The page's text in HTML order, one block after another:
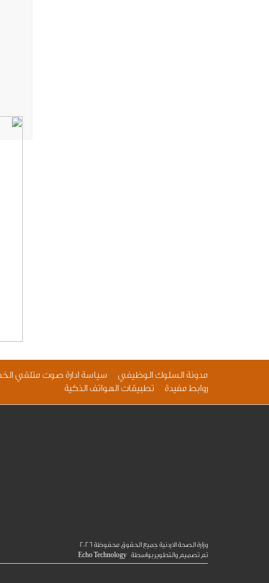
مدونة السلوك الوظيفي سياسة ادارة صوت متلقي
روابط مفيدة
تطبيقات الهواتف الذكية
وزارة الصحة الاردنية جميع الحقوق محفوظة 2026
تم تصميم والتطوير بواسطة Echo Technology